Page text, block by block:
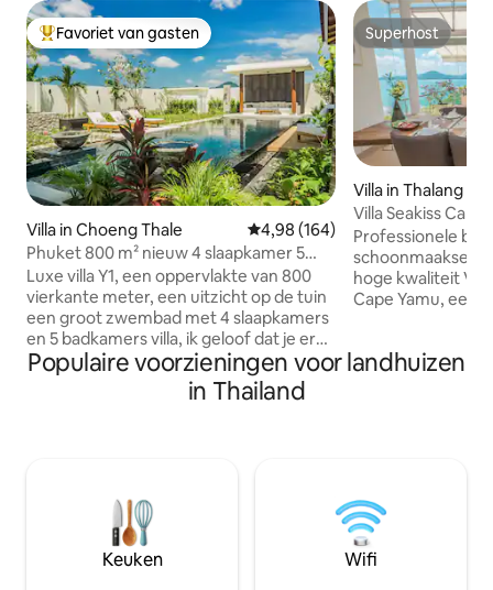
Topfavoriet van gasten
Favoriet van gasten
Villa in Choeng Thale Gemiddelde beoordeling van
4,98 (164)
Phuket 800 m² nieuw 4 slaapkamer 5
badkamer groot zwembad luxe tuin villa
Y1
Luxe villa Y1, een oppervlakte van 800
vierkante meter, een uitzicht op de tuin
een groot zwembad met 4 slaapkamers
en 5 badkamers villa, ik geloof dat je er
verliefd op zult worden, de villa zult
betreden, je zult geschokt zijn door het
luxe ontwerp en het supergrote
de kwaliteit van het leven, elke hoek, is
goed en geavanceerd.Elke kamer heeft
aandacht voor detail, biedt comfort en
privacy, en een ruime keuken die
Superhost
Superhost
Villa in Thalang
Villa Seakiss
met zeezicht,
butler
Professionele
hoge kwaliteit
Cape Yamu, een
in een afgesloten
Thaise, Chinese
Gasten kunnen
kookdiensten
betaling per
Populaire voorzieningen voor landhuizen
in Thailand
Keuken Wifi